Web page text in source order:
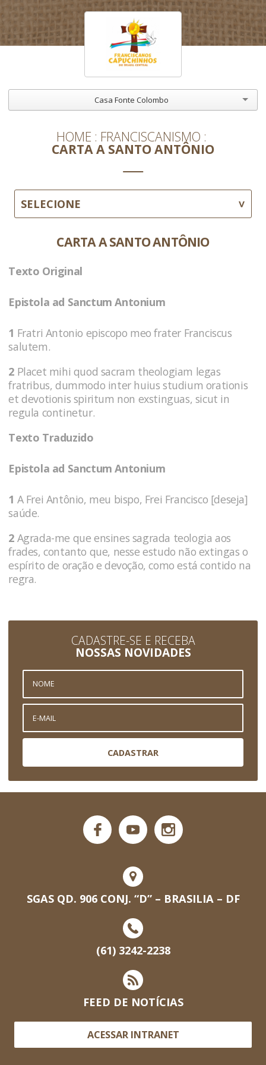
Casa Fonte Colombo
HOME FRANCISCANISMO
CARTA A SANTO ANTÔNIO
SELECIONE
CARTA A SANTO ANTÔNIO
Texto Original
Epistola ad Sanctum Antonium
1 Fratri Antonio episcopo meo frater Franciscus
salutem.
2 Placet mihi quod sacram theologiam legas
fratribus, dummodo inter huius studium orationis
et devotionis spiritum non exstinguas, sicut in
regula continetur.
Texto Traduzido
Epistola ad Sanctum Antonium
1 A Frei Antônio, meu bispo, Frei Francisco [deseja]
saúde.
2 Agrada-me que ensines sagrada teologia aos
frades, contanto que, nesse estudo não extingas o
espírito de oração e devoção, como está contido na
regra.
CADASTRE-SE E RECEBA
NOSSAS NOVIDADES
CADASTRAR
SGAS QD. 906 CONJ. “D” – BRASILIA – DF
(61) 3242-2238
FEED DE NOTÍCIAS
ACESSAR INTRANET